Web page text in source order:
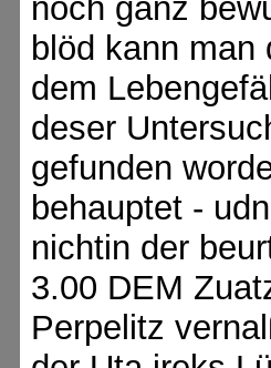
noch ganz
blöd kann
dem
deser
gefunden
behauptet -
nichtin der
3.00 DEM
Perpelitz